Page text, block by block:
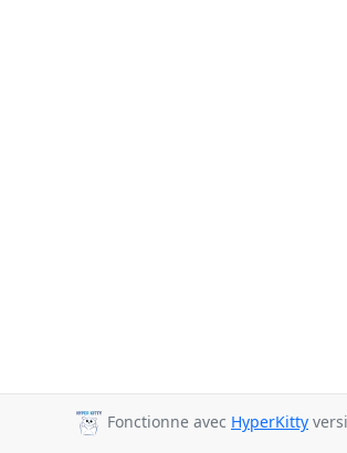
Fonctionne avec HyperKitty